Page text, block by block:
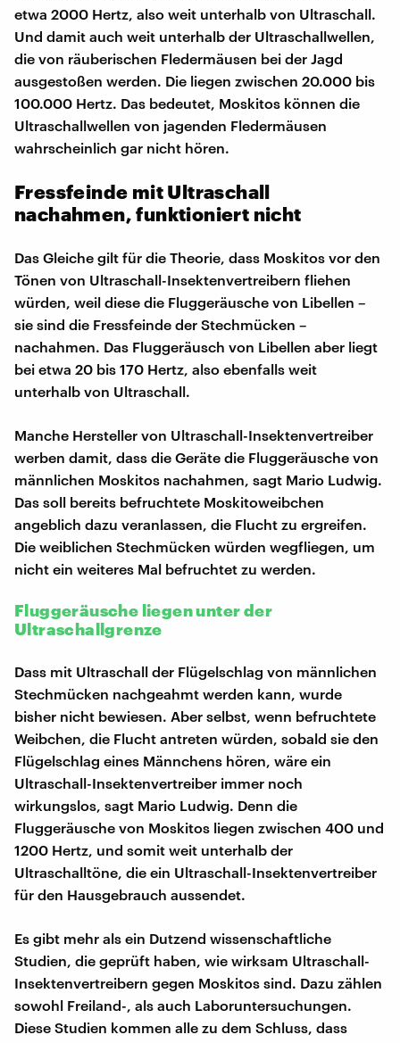
etwa 2000 Hertz, also weit unterhalb von Ultraschall.
Und damit auch weit unterhalb der Ultraschallwellen,
die von räuberischen Fledermäusen bei der Jagd
ausgestoßen werden. Die liegen zwischen 20.000 bis
100.000 Hertz. Das bedeutet, Moskitos können die
Ultraschallwellen von jagenden Fledermäusen
wahrscheinlich gar nicht hören.
Fressfeinde mit Ultraschall
nachahmen, funktioniert nicht
Das Gleiche gilt für die Theorie, dass Moskitos vor den
Tönen von Ultraschall-Insektenvertreibern fliehen
würden, weil diese die Fluggeräusche von Libellen –
sie sind die Fressfeinde der Stechmücken –
nachahmen. Das Fluggeräusch von Libellen aber liegt
bei etwa 20 bis 170 Hertz, also ebenfalls weit
unterhalb von Ultraschall.
Manche Hersteller von Ultraschall-Insektenvertreiber
werben damit, dass die Geräte die Fluggeräusche von
männlichen Moskitos nachahmen, sagt Mario Ludwig.
Das soll bereits befruchtete Moskitoweibchen
angeblich dazu veranlassen, die Flucht zu ergreifen.
Die weiblichen Stechmücken würden wegfliegen, um
nicht ein weiteres Mal befruchtet zu werden.
Fluggeräusche liegen unter der
Ultraschallgrenze
Dass mit Ultraschall der Flügelschlag von männlichen
Stechmücken nachgeahmt werden kann, wurde
bisher nicht bewiesen. Aber selbst, wenn befruchtete
Weibchen, die Flucht antreten würden, sobald sie den
Flügelschlag eines Männchens hören, wäre ein
Ultraschall-Insektenvertreiber immer noch
wirkungslos, sagt Mario Ludwig. Denn die
Fluggeräusche von Moskitos liegen zwischen 400 und
1200 Hertz, und somit weit unterhalb der
Ultraschalltöne, die ein Ultraschall-Insektenvertreiber
für den Hausgebrauch aussendet.
Es gibt mehr als ein Dutzend wissenschaftliche
Studien, die geprüft haben, wie wirksam Ultraschall-
Insektenvertreibern gegen Moskitos sind. Dazu zählen
sowohl Freiland-, als auch Laboruntersuchungen.
Diese Studien kommen alle zu dem Schluss, dass